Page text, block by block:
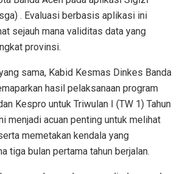
. Evaluasi berbasis aplikasi ini
sejauh mana validitas data yang
provinsi.
sama, Kabid Kesmas Dinkes Banda
hasil pelaksanaan program
Kespro untuk Triwulan I (TW 1) Tahun
menjadi acuan penting untuk melihat
memetakan kendala yang
tiga bulan pertama tahun berjalan.